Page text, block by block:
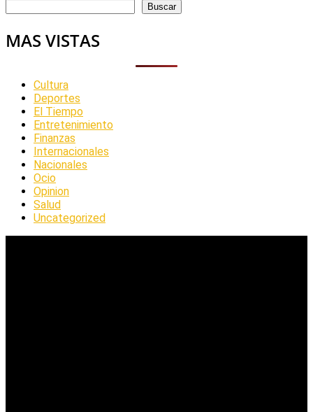
Buscar
MAS VISTAS
Cultura
Deportes
El Tiempo
Entretenimiento
Finanzas
Internacionales
Nacionales
Ocio
Opinion
Salud
Uncategorized